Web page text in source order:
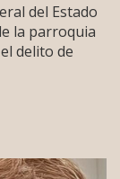
del Estado
la parroquia
delito de